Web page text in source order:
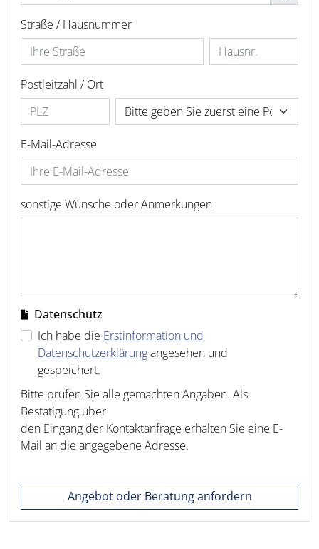
Straße / Hausnummer
Postleitzahl / Ort
E-Mail-Adresse
sonstige Wünsche oder Anmerkungen
Datenschutz
Ich habe die Erstinformation und
Datenschutzerklärungangesehen und
gespeichert.
Bitte prüfen Sie alle gemachten Angaben. Als
Bestätigung über
den Eingang der Kontaktanfrage erhalten Sie eine E-
Mail an die angegebene Adresse.
Angebot oder Beratung anfordern